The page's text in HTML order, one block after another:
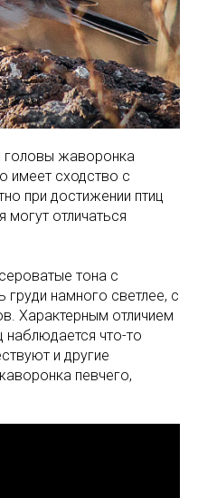
головы жаворонка
имеет сходство с
при достижении птиц
могут отличаться
тона с
намного светлее, с
Характерным отличием
наблюдается что-то
и другие
певчего,